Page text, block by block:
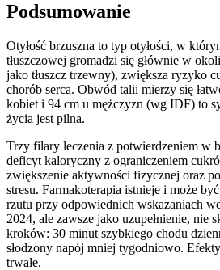
Podsumowanie
Otyłość brzuszna to typ otyłości, w
tłuszczowej gromadzi się głównie w
jako tłuszcz trzewny), zwiększa ryzyko
chorób serca. Obwód talii mierzy się
kobiet i 94 cm u mężczyzn (wg IDF) to
życia jest pilna.
Trzy filary leczenia z potwierdzeniem w
deficyt kaloryczny z ograniczeniem
zwiększenie aktywności fizycznej oraz
stresu. Farmakoterapia istnieje i może
rzutu przy odpowiednich wskazaniach
2024, ale zawsze jako uzupełnienie, nie
kroków: 30 minut szybkiego chodu
słodzony napój mniej tygodniowo.
trwałe.